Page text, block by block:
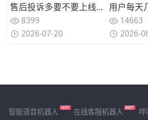
售后投诉多要不要上线呼叫中心系统？规范来电处理标准
8399
2026-07-20
14663
2026-
智能语音机器人 在线客服机器人 呼